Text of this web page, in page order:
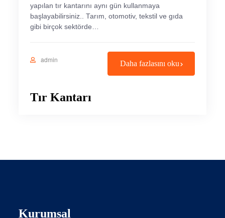
yapılan tır kantarını aynı gün kullanmaya
başlayabilirsiniz.. Tarım, otomotiv, tekstil ve gıda
gibi birçok sektörde…
admin Daha fazlasını oku
Tır Kantarı
Kurumsal